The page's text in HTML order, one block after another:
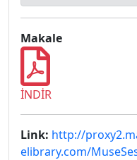
Makale
İNDİR
Link: http://
elibrary.com/